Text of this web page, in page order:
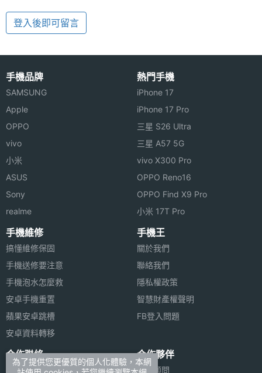
登入後即可留言
手機品牌
SAMSUNG
Apple
OPPO
vivo
小米
ASUS
Sony
realme
熱門手機
iPhone 17
iPhone 17 Pro
三星 S26 Ultra
三星 A57 5G
vivo X300 Pro
OPPO Reno16
OPPO Find X9 Pro
小米 17T Pro
手機維修
搞懂維修保固
手機送修要注意
手機泡水怎麼救
安卓手機重置
蘋果安卓跳槽
安卓資料轉移
手機王
關於我們
聯絡我們
隱私權政策
智慧財產權聲明
FB登入問題
合作聯絡
廣告刊登
合作夥伴
法律顧問
為了提供您更優質的個人化體驗，本網